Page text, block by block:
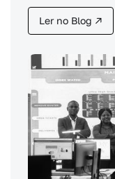
Ler no Blog ↗